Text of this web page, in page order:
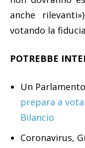
anche
votando la
POTREBBE
Un Parlamento
prepara a
Bilancio
Coronavirus,